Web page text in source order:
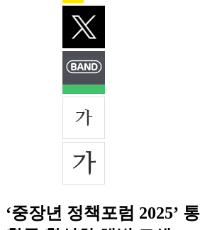
‘중장년 정책포럼 2025’